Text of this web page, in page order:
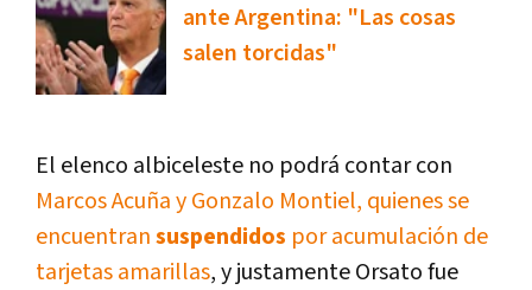
ante Argentina: "Las cosas
salen torcidas"
El elenco albiceleste no podrá contar con
Marcos Acuña y Gonzalo Montiel, quienes se
encuentransuspendidos por acumulación de
tarjetas amarillas, y justamente Orsato fue